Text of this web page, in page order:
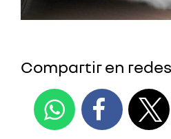
Compartir en